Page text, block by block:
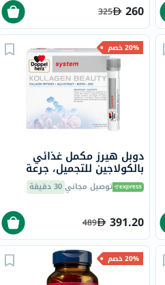
260
325
20% خصم
دوبل هيرز مكمل غذائي
بالكولاجين للتجميل، جرعة
واحدة في قارورة قابلة
للشرب، حزمة من 30
توصيل مجاني30 دقيقة
391.20
489
20% خصم